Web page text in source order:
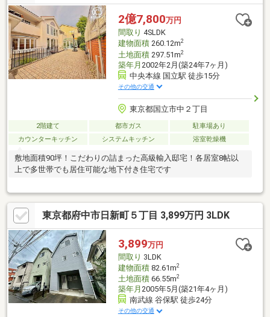
2億7,800万円
間取り 4SLDK
建物面積260.12m2
土地面積297.51m2
築年月 2002年2月(築24年7ヶ月)
中央本線 国立駅 徒歩15分
その他の交通
東京都国立市中２丁目
2階建て 都市ガス
駐車場あり
カウンターキッチン
システムキッチン 浴室乾燥機
敷地面積90坪！こだわりの詰まった高級輸入邸宅！各居室8帖以
上で多世帯でも居住可能な地下付き住宅です
東京都府中市日新町５丁目 3,899万円 3LDK
3,899万円
間取り 3LDK
建物面積82.61m2
土地面積66.55m2
築年月 2005年5月(築21年4ヶ月)
南武線 谷保駅 徒歩24分
その他の交通